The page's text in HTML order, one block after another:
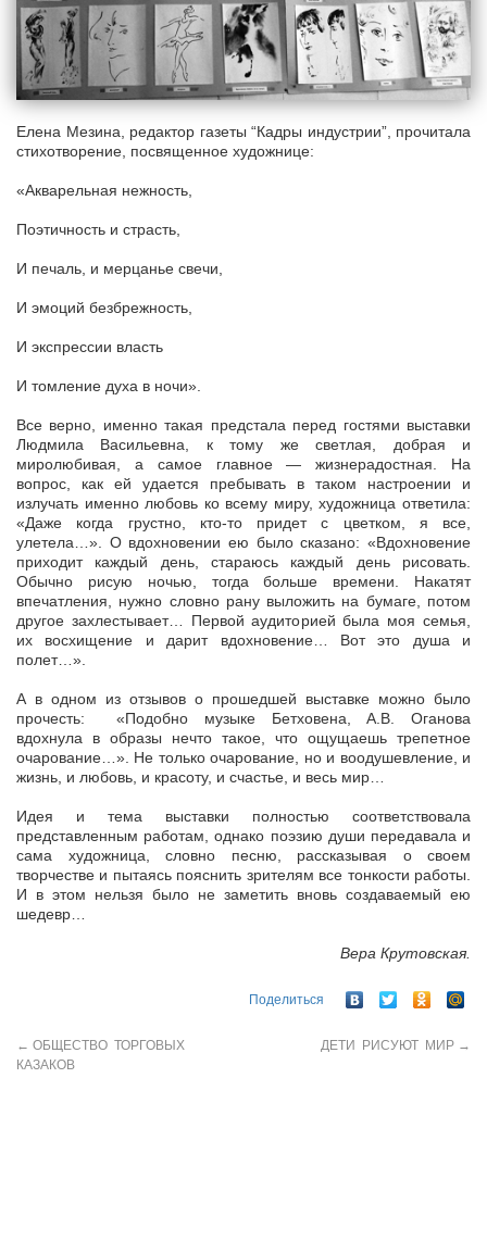
Елена Мезина, редактор газеты “Кадры индустрии”, прочитала
стихотворение, посвященное художнице:
«Акварельная нежность,
Поэтичность и страсть,
И печаль, и мерцанье свечи,
И эмоций безбрежность,
И экспрессии власть
И томление духа в ночи».
Все верно, именно такая предстала перед гостями выставки
Людмила Васильевна, к тому же светлая, добрая и
миролюбивая, а самое главное — жизнерадостная. На
вопрос, как ей удается пребывать в таком настроении и
излучать именно любовь ко всему миру, художница ответила:
«Даже когда грустно, кто-то придет с цветком, я все,
улетела…». О вдохновении ею было сказано: «Вдохновение
приходит каждый день, стараюсь каждый день рисовать.
Обычно рисую ночью, тогда больше времени. Накатят
впечатления, нужно словно рану выложить на бумаге, потом
другое захлестывает… Первой аудиторией была моя семья,
их восхищение и дарит вдохновение… Вот это душа и
полет…».
А в одном из отзывов о прошедшей выставке можно было
прочесть: «Подобно музыке Бетховена, А.В. Оганова
вдохнула в образы нечто такое, что ощущаешь трепетное
очарование…». Не только очарование, но и воодушевление, и
жизнь, и любовь, и красоту, и счастье, и весь мир…
Идея и тема выставки полностью соответствовала
представленным работам, однако поэзию души передавала и
сама художница, словно песню, рассказывая о своем
творчестве и пытаясь пояснить зрителям все тонкости работы.
И в этом нельзя было не заметить вновь создаваемый ею
шедевр…
Вера Крутовская.
Поделиться
← ОБЩЕСТВО ТОРГОВЫХ
КАЗАКОВ
ДЕТИ РИСУЮТ МИР →